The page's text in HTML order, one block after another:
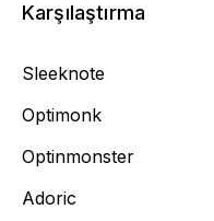
Karşılaştırma
Sleeknote
Optimonk
Optinmonster
Adoric